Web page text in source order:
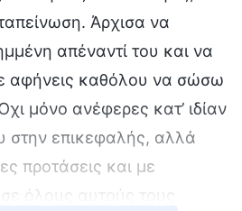
Άρχισα να
απέναντί του και να
αφήνεις καθόλου να σώσω
μόνο ανέφερες κατ’ ιδίαν
στην επικεφαλής, αλλά
προτάσεις και με
όλους αυτούς τους